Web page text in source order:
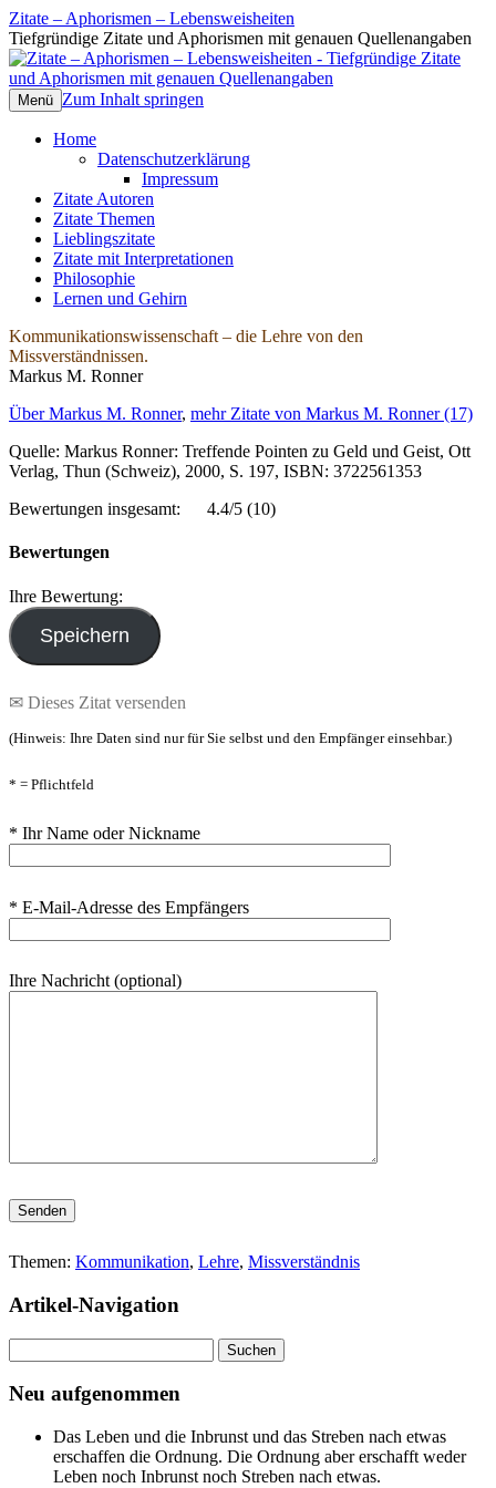
Zitate – Aphorismen – Lebensweisheiten
Tiefgründige Zitate und Aphorismen mit genauen Quellenangaben
Menü Zum Inhalt springen
Home
Datenschutzerklärung
Impressum
Zitate Autoren
Zitate Themen
Lieblingszitate
Zitate mit Interpretationen
Philosophie
Lernen und Gehirn
Kommunikationswissenschaft – die Lehre von den
Missverständnissen.
Markus M. Ronner
Über Markus M. Ronner, mehr Zitate von Markus M. Ronner (17)
Quelle: Markus Ronner: Treffende Pointen zu Geld und Geist, Ott
Verlag, Thun (Schweiz), 2000, S. 197, ISBN: 3722561353
Bewertungen insgesamt:
4.4/5 (10)
Bewertungen
Ihre Bewertung:
✉ Dieses Zitat versenden
(Hinweis: Ihre Daten sind nur für Sie selbst und den Empfänger einsehbar.)
* = Pflichtfeld
* Ihr Name oder Nickname
* E-Mail-Adresse des Empfängers
Ihre Nachricht (optional)
Bitte lasse dieses Feld leer.
Themen: Kommunikation, Lehre, Missverständnis
Artikel-Navigation
nach:
Neu aufgenommen
Das Leben und die Inbrunst und das Streben nach etwas
erschaffen die Ordnung. Die Ordnung aber erschafft weder
Leben noch Inbrunst noch Streben nach etwas.